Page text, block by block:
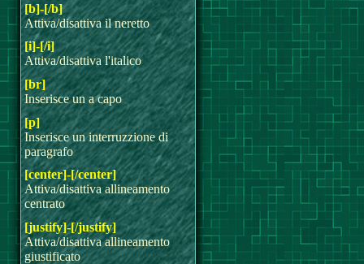
[b]-[/b]
Attiva/disattiva il neretto
[i]-[/i]
Attiva/disattiva l'italico
[br]
Inserisce un a capo
[p]
Inserisce un interruzzione di
paragrafo
[center]-[/center]
Attiva/disattiva allineamento
centrato
[justify]-[/justify]
Attiva/disattiva allineamento
giustificato